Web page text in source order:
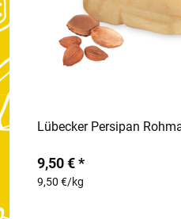
Lübecker Persipan
9,50 € *
9,50 €/kg